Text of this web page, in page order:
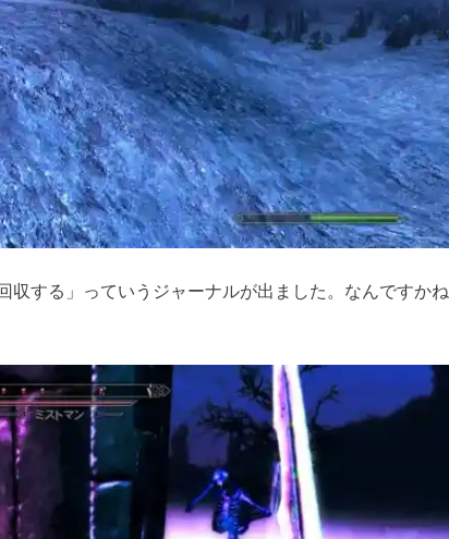
収する」っていうジャーナルが出ました。なんですかね